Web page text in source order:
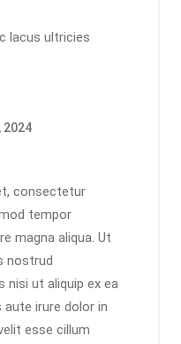
2024
consectetur
tempor
magna aliqua. Ut
nostrud
nisi ut aliquip ex ea
irure dolor in
esse cillum